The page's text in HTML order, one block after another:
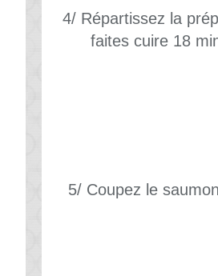
4/ Répartissez la
faites cuire 18
5/ Coupez le